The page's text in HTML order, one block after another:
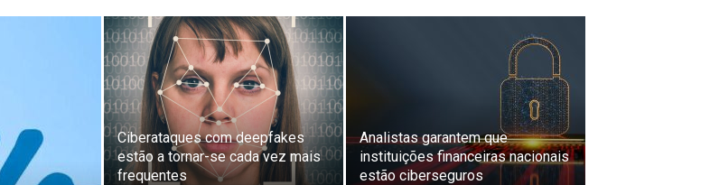
Ciberataques com deepfakes
estão a tornar-se cada vez mais
frequentes
Analistas garantem que
instituições financeiras nacionais
estão ciberseguros